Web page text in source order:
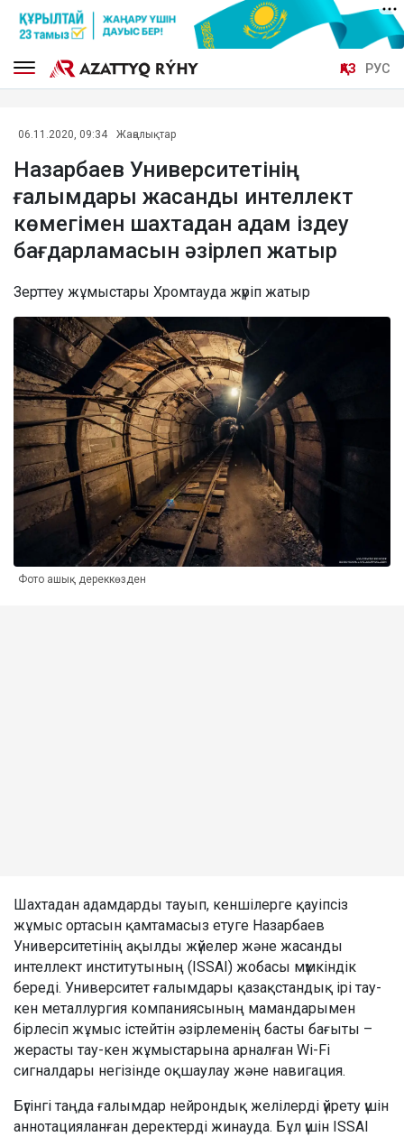
ҚАЗ РУС
06.11.2020, 09:34 Жаңалықтар
Назарбаев Университетінің
ғалымдары жасанды интеллект
көмегімен шахтадан адам іздеу
бағдарламасын әзірлеп жатыр
Зерттеу жұмыстары Хромтауда жүріп жатыр
Фото ашық дереккөзден
Шахтадан адамдарды тауып, кеншілерге қауіпсіз
жұмыс ортасын қамтамасыз етуге Назарбаев
Университетінің ақылды жүйелер және жасанды
интеллект институтының (ISSAI) жобасы мүмкіндік
береді. Университет ғалымдары қазақстандық ірі тау-
кен металлургия компаниясының мамандарымен
бірлесіп жұмыс істейтін әзірлеменің басты бағыты –
жерасты тау-кен жұмыстарына арналған Wi-Fi
сигналдары негізінде оқшаулау және навигация.
Бүгінгі таңда ғалымдар нейрондық желілерді үйрету үшін
аннотацияланған деректерді жинауда. Бұл үшін ISSAI